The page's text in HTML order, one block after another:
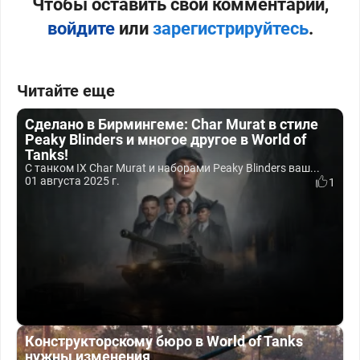
Чтобы оставить свой комментарий,
войдитеили зарегистрируйтесь.
Читайте еще
Сделано в Бирмингеме: Char Murat в стиле
Peaky Blinders и многое другое в World of
Tanks!
С танком IX Char Murat и наборами Peaky Blinders ваш...
01 августа 2025 г.
1
Конструкторскому бюро в World of Tanks
нужны изменения